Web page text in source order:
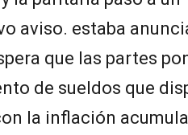
aviso. estaba
que las partes
de sueldos que
la inflación